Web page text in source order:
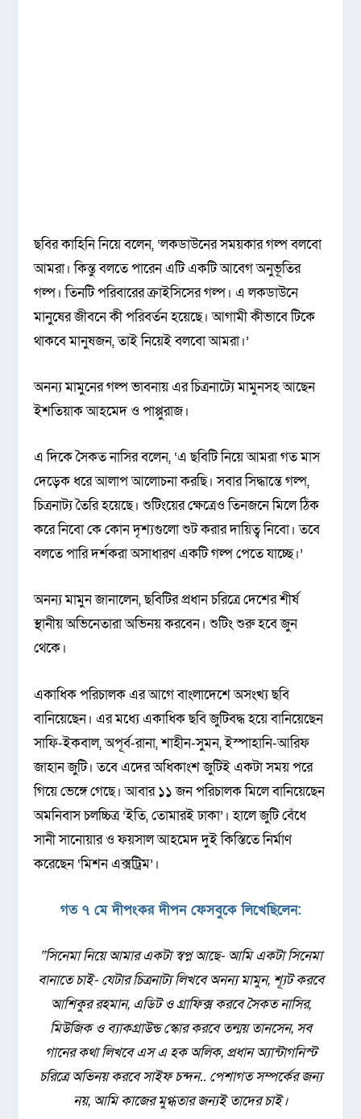
ছবির কাহিনি নিয়ে বলেন, ‘লকডাউনের সময়কার গল্প বলবো
আমরা। কিন্তু বলতে পারেন এটি একটি আবেগ অনুভূতির
গল্প। তিনটি পরিবারের ক্রাইসিসের গল্প। এ লকডাউনে
মানুষের জীবনে কী পরিবর্তন হয়েছে। আগামী কীভাবে টিকে
থাকবে মানুষজন, তাই নিয়েই বলবো আমরা।’
অনন্য মামুনের গল্প ভাবনায় এর চিত্রনাট্যে মামুনসহ আছেন
ইশতিয়াক আহমেদ ও পাপ্পুরাজ।
এ দিকে সৈকত নাসির বলেন, ‘এ ছবিটি নিয়ে আমরা গত মাস
দেড়েক ধরে আলাপ আলোচনা করছি। সবার সিদ্ধান্তে গল্প,
চিত্রনাট্য তৈরি হয়েছে। শুটিংয়ের ক্ষেত্রেও তিনজনে মিলে ঠিক
করে নিবো কে কোন দৃশ্যগুলো শুট করার দায়িত্ব নিবো। তবে
বলতে পারি দর্শকরা অসাধারণ একটি গল্প পেতে যাচ্ছে।’
অনন্য মামুন জানালেন, ছবিটির প্রধান চরিত্রে দেশের শীর্ষ
স্থানীয় অভিনেতারা অভিনয় করবেন। শুটিং শুরু হবে জুন
থেকে।
একাধিক পরিচালক এর আগে বাংলাদেশে অসংখ্য ছবি
বানিয়েছেন। এর মধ্যে একাধিক ছবি জুটিবদ্ধ হয়ে বানিয়েছেন
সাফি-ইকবাল, অপূর্ব-রানা, শাহীন-সুমন, ইস্পাহানি-আরিফ
জাহান জুটি। তবে এদের অধিকাংশ জুটিই একটা সময় পরে
গিয়ে ভেঙ্গে গেছে। আবার ১১ জন পরিচালক মিলে বানিয়েছেন
অমনিবাস চলচ্চিত্র ‘ইতি, তোমারই ঢাকা’। হালে জুটি বেঁধে
সানী সানোয়ার ও ফয়সাল আহমেদ দুই কিস্তিতে নির্মাণ
করেছেন ‘মিশন এক্সট্রিম’।
গত ৭ মে দীপংকর দীপন ফেসবুকে লিখেছিলেন:
“সিনেমা নিয়ে আমার একটা স্বপ্ন আছে- আমি একটা সিনেমা
বানাতে চাই- যেটার চিত্রনাট্য লিখবে অনন্য মামুন, শ্যূট করবে
আশিকুর রহমান, এডিট ও গ্রাফিক্স করবে সৈকত নাসির,
মিউজিক ও ব্যাকগ্রাউন্ড স্কোর করবে তন্ময় তানসেন, সব
গানের কথা লিখবে এস এ হক অলিক, প্রধান অ্যান্টাগনিস্ট
চরিত্রে অভিনয় করবে সাইফ চন্দন.. পেশাগত সম্পর্কের জন্য
নয়, আমি কাজের মুগ্ধতার জন্যই তাদের চাই।